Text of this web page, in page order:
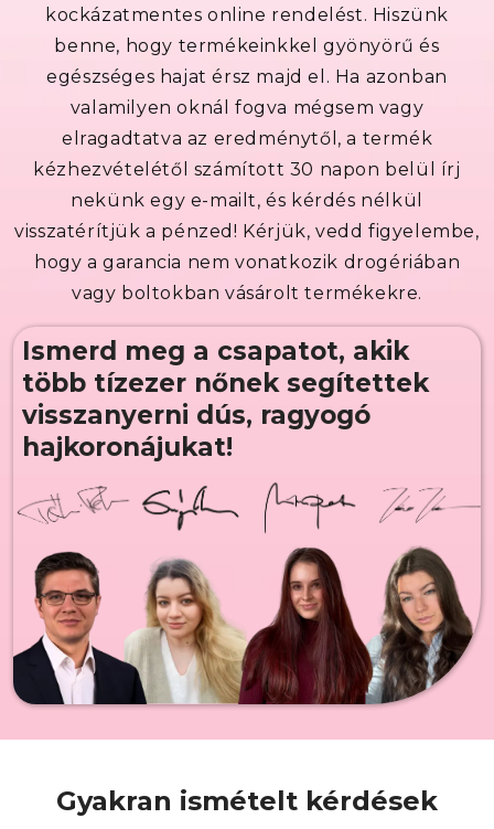
kockázatmentes online rendelést. Hiszünk
benne, hogy termékeinkkel gyönyörű és
egészséges hajat érsz majd el. Ha azonban
valamilyen oknál fogva mégsem vagy
elragadtatva az eredménytől, a termék
kézhezvételétől számított 30 napon belül írj
nekünk egy e-mailt, és kérdés nélkül
visszatérítjük a pénzed! Kérjük, vedd figyelembe,
hogy a garancia nem vonatkozik drogériában
vagy boltokban vásárolt termékekre.
Ismerd meg a csapatot, akik
több tízezer nőnek segítettek
visszanyerni dús, ragyogó
hajkoronájukat!
Gyakran ismételt kérdések